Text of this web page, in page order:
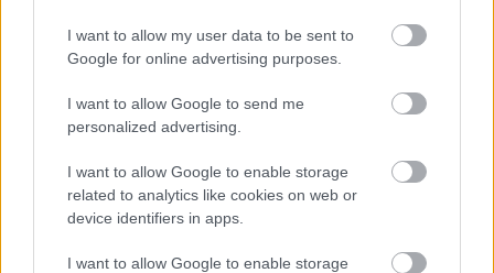
I want to allow my user data to be sent to
Google for online advertising purposes.
I want to allow Google to send me
personalized advertising.
I want to allow Google to enable storage
related to analytics like cookies on web or
device identifiers in apps.
I want to allow Google to enable storage